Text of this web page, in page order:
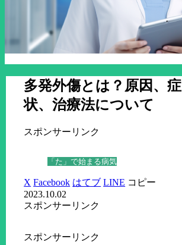
多発外傷とは？原因、症
状、治療法について
スポンサーリンク
「た」で始まる病気
X Facebook はてブ LINE コピー
2023.10.02
スポンサーリンク
スポンサーリンク